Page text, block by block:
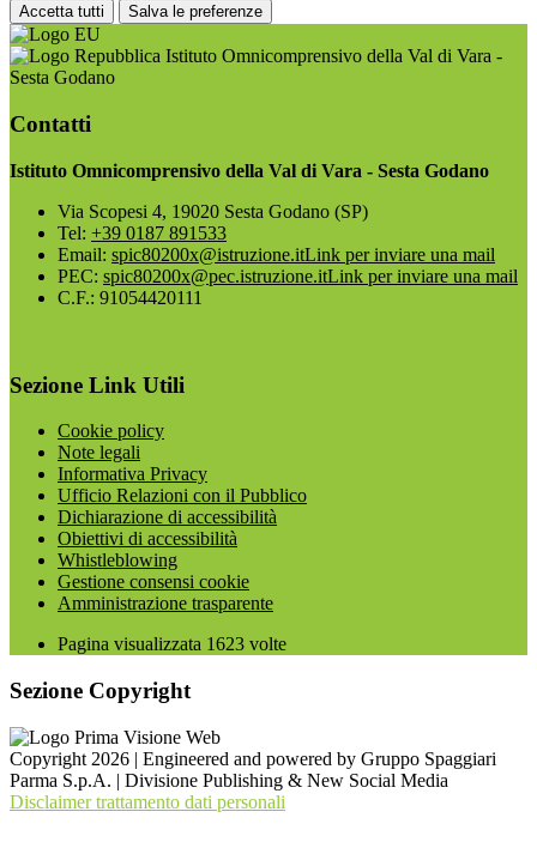
Accetta tutti Salva le preferenze
Istituto Omnicomprensivo della Val di Vara -
Sesta Godano
Contatti
Istituto Omnicomprensivo della Val di Vara - Sesta Godano
Via Scopesi 4, 19020 Sesta Godano (SP)
Tel: +39 0187 891533
Email: spic80200x@istruzione.itLink per inviare una mail
PEC: spic80200x@pec.istruzione.itLink per inviare una mail
C.F.: 91054420111
Sezione Link Utili
Cookie policy
Note legali
Informativa Privacy
Ufficio Relazioni con il Pubblico
Dichiarazione di accessibilità
Obiettivi di accessibilità
Whistleblowing
Gestione consensi cookie
Amministrazione trasparente
Pagina visualizzata 1623 volte
Sezione Copyright
Copyright 2026 | Engineered and powered by Gruppo Spaggiari
Parma S.p.A. | Divisione Publishing & New Social Media
Disclaimer trattamento dati personali